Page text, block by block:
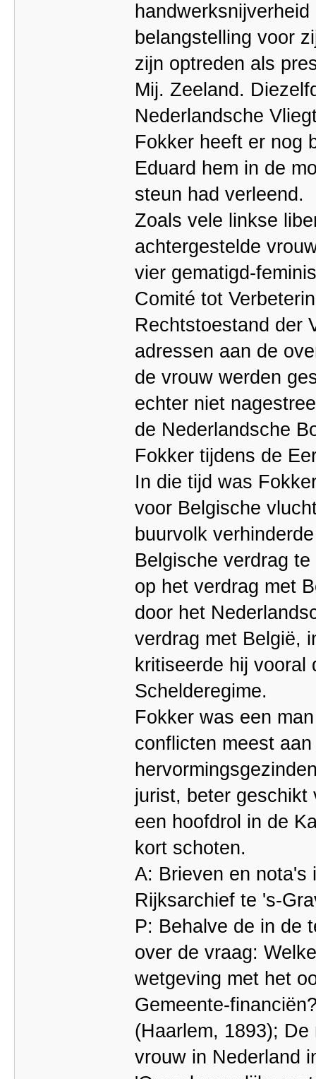
belangstelling voor
zijn optreden als
Mij. Zeeland.
Nederlandsche
Fokker heeft er nog
Eduard hem in de
steun had verleend.
Zoals vele linkse
achtergestelde
vier gematigd-
Comité tot
Rechtstoestand der
adressen aan de
de vrouw werden
echter niet
de Nederlandsche
Fokker tijdens de
In die tijd was
voor Belgische
buurvolk
Belgische verdrag
op het verdrag met
door het
verdrag met België,
kritiseerde hij vooral
Schelderegime.
Fokker was een
conflicten meest
jurist, beter geschikt
een hoofdrol in de
kort schoten.
A: Brieven en nota's
Rijksarchief te 's-
P: Behalve de in de
over de vraag:
wetgeving met het
Gemeente-
(Haarlem, 1893);
vrouw in Nederland